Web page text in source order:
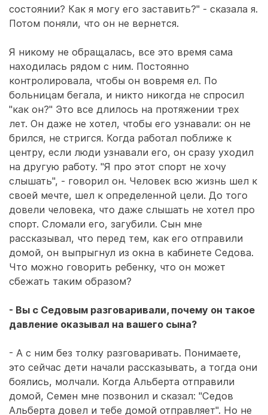
состоянии? Как я могу его заставить?" - сказала я.
Потом поняли, что он не вернется.
Я никому не обращалась, все это время сама
находилась рядом с ним. Постоянно
контролировала, чтобы он вовремя ел. По
больницам бегала, и никто никогда не спросил
"как он?" Это все длилось на протяжении трех
лет. Он даже не хотел, чтобы его узнавали: он не
брился, не стригся. Когда работал поближе к
центру, если люди узнавали его, он сразу уходил
на другую работу. "Я про этот спорт не хочу
слышать", - говорил он. Человек всю жизнь шел к
своей мечте, шел к определенной цели. До того
довели человека, что даже слышать не хотел про
спорт. Сломали его, загубили. Сын мне
рассказывал, что перед тем, как его отправили
домой, он выпрыгнул из окна в кабинете Седова.
Что можно говорить ребенку, что он может
сбежать таким образом?
- Вы с Седовым разговаривали, почему он такое
давление оказывал на вашего сына?
- А с ним без толку разговаривать. Понимаете,
это сейчас дети начали рассказывать, а тогда они
боялись, молчали. Когда Альберта отправили
домой, Семен мне позвонил и сказал: "Седов
Альберта довел и тебе домой отправляет". Но не